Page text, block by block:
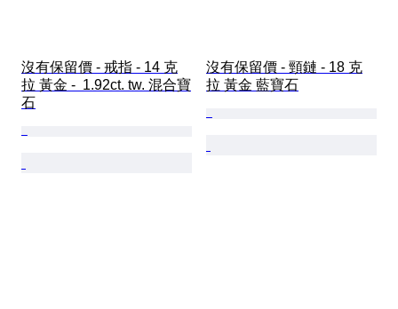
沒有保留價 - 戒指 - 14 克
拉 黃金 -  1.92ct. tw. 混合寶
石
沒有保留價 - 頸鏈 - 18 克
拉 黃金 藍寶石